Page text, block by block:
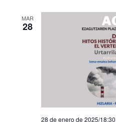
MAR
28
28 de enero de 2025/18:30